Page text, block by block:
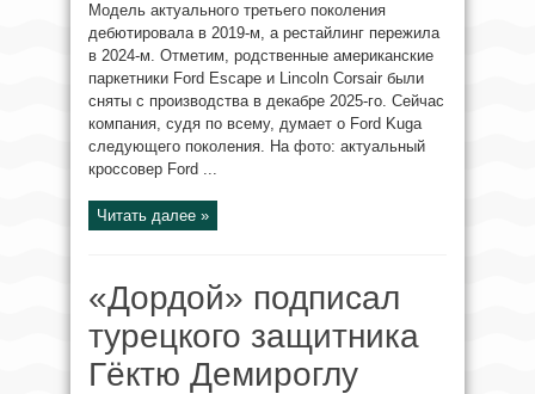
Модель актуального третьего поколения
дебютировала в 2019-м, а рестайлинг пережила
в 2024-м. Отметим, родственные американские
паркетники Ford Escape и Lincoln Corsair были
сняты с производства в декабре 2025-го. Сейчас
компания, судя по всему, думает о Ford Kuga
следующего поколения. На фото: актуальный
кроссовер Ford ...
Читать далее »
«Дордой» подписал
турецкого защитника
Гёктю Демироглу